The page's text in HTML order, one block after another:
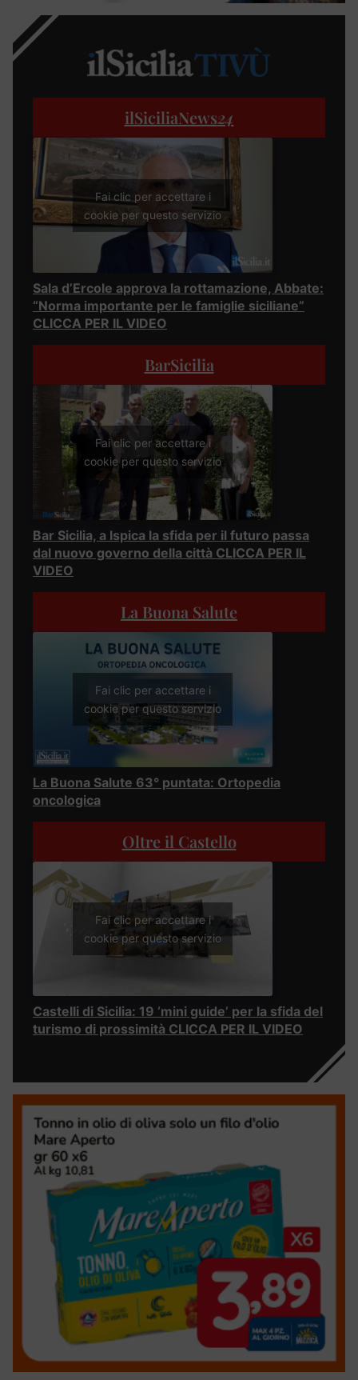
ilSiciliaNews24
Fai clic per accettare i
cookie per questo servizio
Sala d’Ercole approva la rottamazione, Abbate:
“Norma importante per le famiglie siciliane”
CLICCA PER IL VIDEO
BarSicilia
Fai clic per accettare i
cookie per questo servizio
Bar Sicilia, a Ispica la sfida per il futuro passa
dal nuovo governo della città CLICCA PER IL
VIDEO
La Buona Salute
Fai clic per accettare i
cookie per questo servizio
La Buona Salute 63° puntata: Ortopedia
oncologica
Oltre il Castello
Fai clic per accettare i
cookie per questo servizio
Castelli di Sicilia: 19 ‘mini guide’ per la sfida del
turismo di prossimità CLICCA PER IL VIDEO